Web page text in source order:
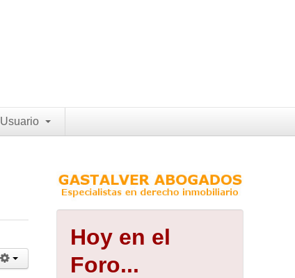
Usuario
Hoy en el
Foro...